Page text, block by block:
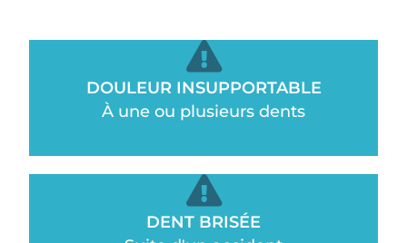
DOULEUR INSUPPORTABLE
À une ou plusieurs dents
DENT BRISÉE